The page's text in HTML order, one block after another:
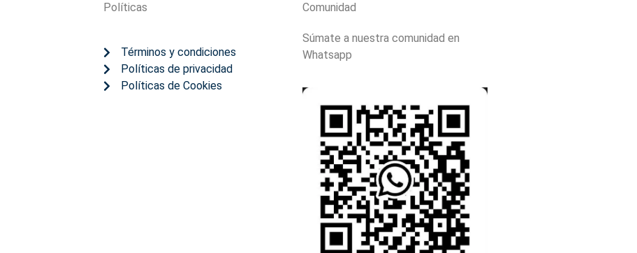
Políticas
Términos y condiciones
Políticas de privacidad
Políticas de Cookies
Comunidad
Súmate a nuestra comunidad en
Whatsapp